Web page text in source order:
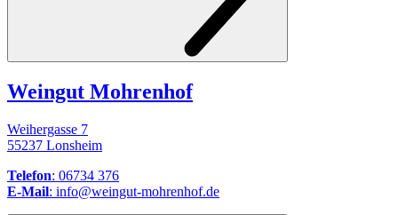
Weingut Mohrenhof
Weihergasse 7
55237 Lonsheim
Telefon: 06734 376
E-Mail: info@weingut-mohrenhof.de